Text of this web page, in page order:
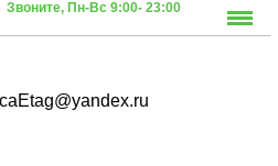
Звоните, Пн-Вс 9:00- 23:00